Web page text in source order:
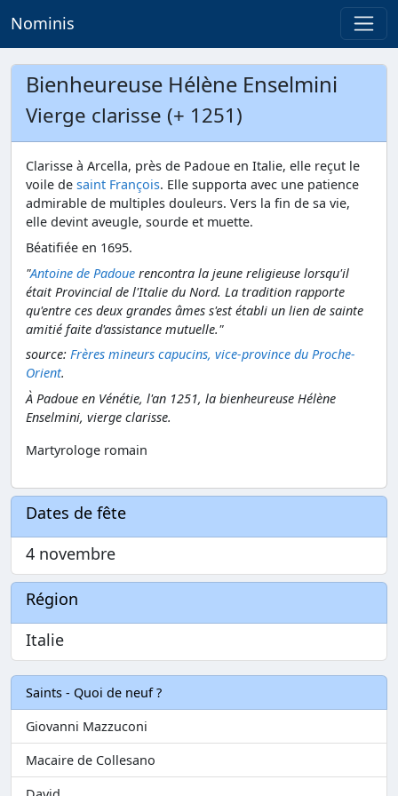
Nominis
Bienheureuse Hélène Enselmini
Vierge clarisse (+ 1251)
Clarisse à Arcella, près de Padoue en Italie, elle reçut le
voile de saint François. Elle supporta avec une patience
admirable de multiples douleurs. Vers la fin de sa vie,
elle devint aveugle, sourde et muette.
Béatifiée en 1695.
"Antoine de Padoue rencontra la jeune religieuse lorsqu'il
était Provincial de l'Italie du Nord. La tradition rapporte
qu'entre ces deux grandes âmes s'est établi un lien de sainte
amitié faite d'assistance mutuelle."
source: Frères mineurs capucins, vice-province du Proche-
Orient.
À Padoue en Vénétie, l'an 1251, la bienheureuse Hélène
Enselmini, vierge clarisse.
Martyrologe romain
Dates de fête
4 novembre
Région
Italie
Saints - Quoi de neuf ?
Giovanni Mazzuconi
Macaire de Collesano